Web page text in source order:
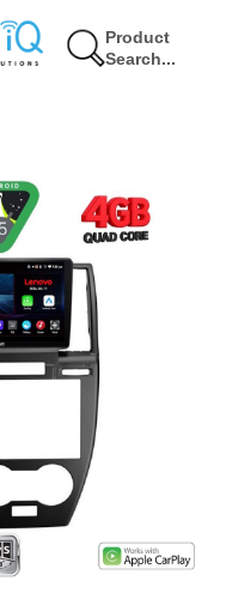
Product
Search...
8% Έκπτωση